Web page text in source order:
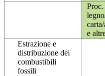
e
Estrazione e
distribuzione dei
combustibili
fossili